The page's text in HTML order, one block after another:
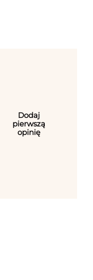
Dodaj
pierwszą
opinię